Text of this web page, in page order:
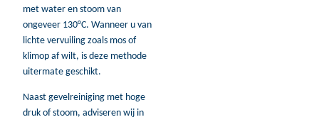
met water en stoom van
ongeveer 130°C. Wanneer u van
lichte vervuiling zoals mos of
klimop af wilt, is deze methode
uitermate geschikt.
Naast gevelreiniging met hoge
druk of stoom, adviseren wij in